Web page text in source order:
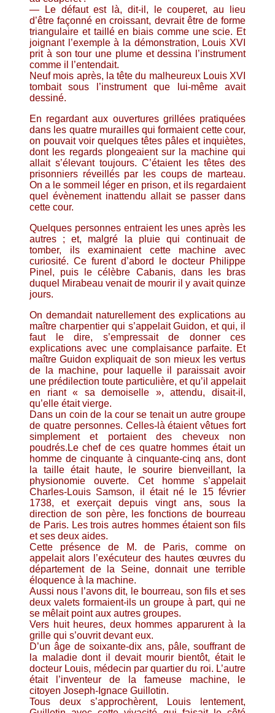
— Le défaut est là, dit-il, le couperet, au lieu
d’être façonné en croissant, devrait être de forme
triangulaire et taillé en biais comme une scie. Et
joignant l’exemple à la démonstration, Louis XVI
prit à son tour une plume et dessina l’instrument
comme il l’entendait.
Neuf mois après, la tête du malheureux Louis XVI
tombait sous l’instrument que lui-même avait
dessiné.
En regardant aux ouvertures grillées pratiquées
dans les quatre murailles qui formaient cette cour,
on pouvait voir quelques têtes pâles et inquiètes,
dont les regards plongeaient sur la machine qui
allait s’élevant toujours. C’étaient les têtes des
prisonniers réveillés par les coups de marteau.
On a le sommeil léger en prison, et ils regardaient
quel évènement inattendu allait se passer dans
cette cour.
Quelques personnes entraient les unes après les
autres ; et, malgré la pluie qui continuait de
tomber, ils examinaient cette machine avec
curiosité. Ce furent d’abord le docteur Philippe
Pinel, puis le célèbre Cabanis, dans les bras
duquel Mirabeau venait de mourir il y avait quinze
jours.
On demandait naturellement des explications au
maître charpentier qui s’appelait Guidon, et qui, il
faut le dire, s’empressait de donner ces
explications avec une complaisance parfaite. Et
maître Guidon expliquait de son mieux les vertus
de la machine, pour laquelle il paraissait avoir
une prédilection toute particulière, et qu’il appelait
en riant « sa demoiselle », attendu, disait-il,
qu’elle était vierge.
Dans un coin de la cour se tenait un autre groupe
de quatre personnes. Celles-là étaient vêtues fort
simplement et portaient des cheveux non
poudrés.Le chef de ces quatre hommes était un
homme de cinquante à cinquante-cinq ans, dont
la taille était haute, le sourire bienveillant, la
physionomie ouverte. Cet homme s’appelait
Charles-Louis Samson, il était né le 15 février
1738, et exerçait depuis vingt ans, sous la
direction de son père, les fonctions de bourreau
de Paris. Les trois autres hommes étaient son fils
et ses deux aides.
Cette présence de M. de Paris, comme on
appelait alors l’exécuteur des hautes œuvres du
département de la Seine, donnait une terrible
éloquence à la machine.
Aussi nous l’avons dit, le bourreau, son fils et ses
deux valets formaient-ils un groupe à part, qui ne
se mêlait point aux autres groupes.
Vers huit heures, deux hommes apparurent à la
grille qui s’ouvrit devant eux.
D’un âge de soixante-dix ans, pâle, souffrant de
la maladie dont il devait mourir bientôt, était le
docteur Louis, médecin par quartier du roi. L’autre
était l’inventeur de la fameuse machine, le
citoyen Joseph-Ignace Guillotin.
Tous deux s’approchèrent, Louis lentement,